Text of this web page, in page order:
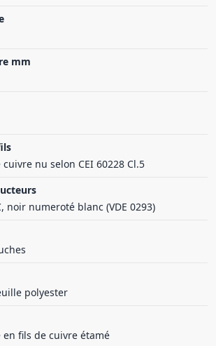
mm
nu selon CEI 60228 Cl.5
noir numeroté blanc (VDE 0293)
polyester
fils de cuivre étamé